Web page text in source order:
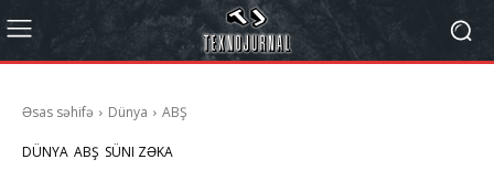
Əsas səhifə Dünya ABŞ
DÜNYA ABŞ SÜNI ZƏKA